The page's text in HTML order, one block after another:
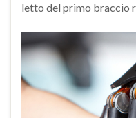
letto del primo braccio